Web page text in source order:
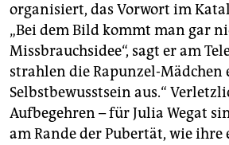
organisiert, das Vorwort im
„Bei dem Bild kommt man gar
Missbrauchsidee“, sagt er am
strahlen die Rapunzel-Mädchen
Selbstbewusstsein aus.“
Aufbegehren – für Julia Wegat
am Rande der Pubertät, wie ihre